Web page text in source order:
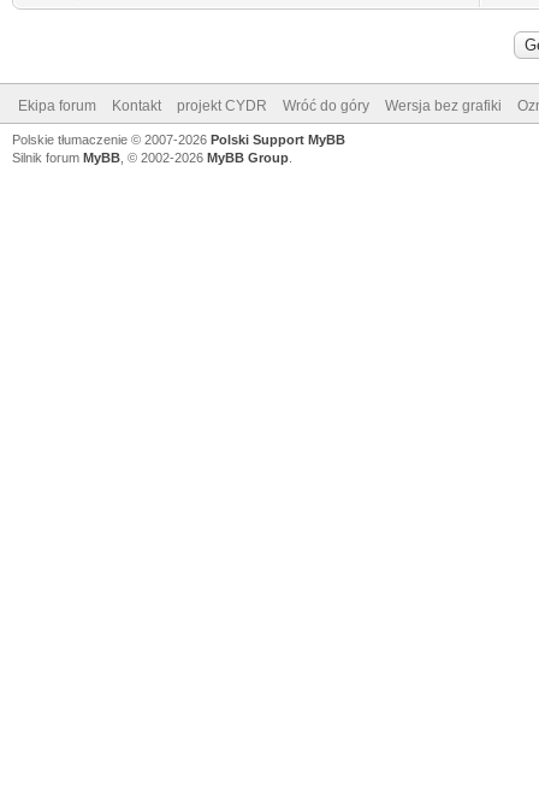
Ekipa forum Kontakt projekt CYDR Wróć do góry Wersja bez grafiki
Polskie tłumaczenie © 2007-2026 Polski Support MyBB
Silnik forum MyBB , © 2002-2026 MyBB Group